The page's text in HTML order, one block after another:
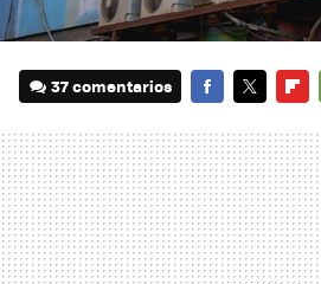
37 comentarios